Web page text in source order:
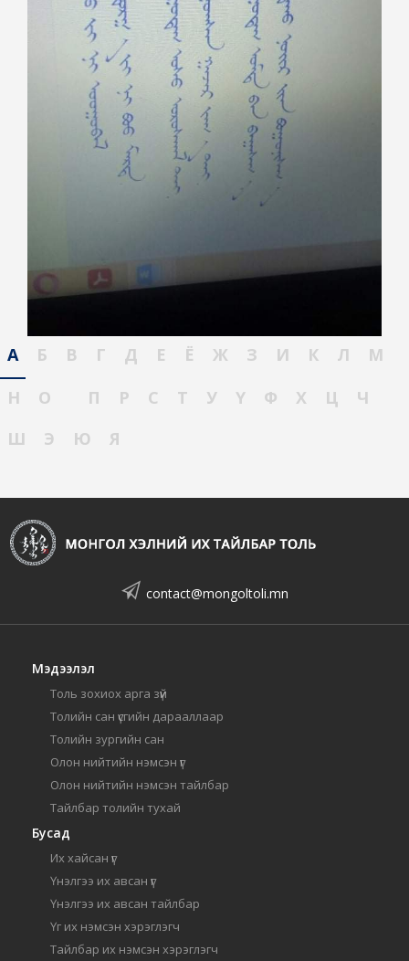
А Б В Г Д Е Ё Ж З И К Л
М
Н
О П Р С Т У Ү Ф Х Ц
Ч
Ш
Э Ю Я
contact@mongoltoli.mn
Мэдээлэл
Толь зохиох арга зүй
Толийн сан үсгийн дарааллаар
Толийн зургийн сан
Олон нийтийн нэмсэн үг
Олон нийтийн нэмсэн тайлбар
Тайлбар толийн тухай
Бусад
Их хайсан үг
Үнэлгээ их авсан үг
Үнэлгээ их авсан тайлбар
Үг их нэмсэн хэрэглэгч
Тайлбар их нэмсэн хэрэглэгч